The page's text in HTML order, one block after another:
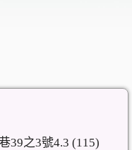
39之3號4.3 (115)